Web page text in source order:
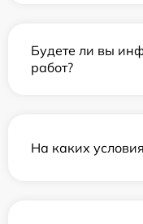
Будете ли вы
работ?
На каких